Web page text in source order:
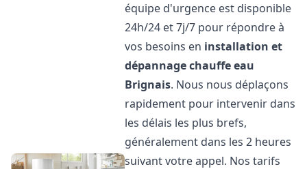
équipe d'urgence est disponible
24h/24 et 7j/7 pour répondre à
vos besoins en installation et
dépannage chauffe eau
Brignais. Nous nous déplaçons
rapidement pour intervenir dans
les délais les plus brefs,
généralement dans les 2 heures
suivant votre appel. Nos tarifs